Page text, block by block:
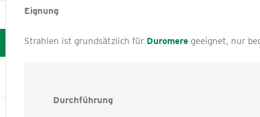
Eignung
Strahlen ist grundsätzlich für Duromere geeignet, nur
Durchführung